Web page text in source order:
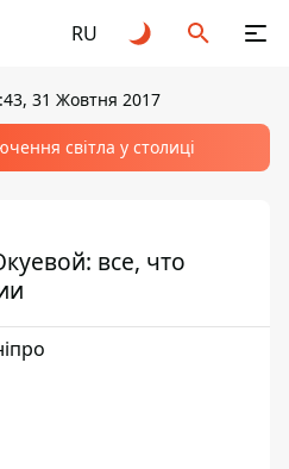
RU
31 Жовтня 2017
світла у столиці
все, что